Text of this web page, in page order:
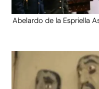
Abelardo de la Espriella